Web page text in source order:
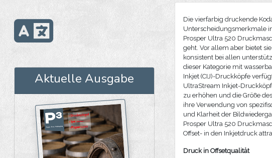
Aktuelle Ausgabe
Die vierfarbig druckende
Unterscheidungsmerkmale
Prosper Ultra 520
geht. Vor allem aber bietet
konsistent bei allen
dieser Kategorie mit
Inkjet (CIJ)-Druckköpfe
UltraStream Inkjet-
zu erhöhen und die Größe
ihre Verwendung von
und Klarheit der
Prosper Ultra 520
Offset- in den Inkjetdruck
Druck in Offsetqualität